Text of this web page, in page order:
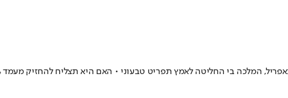
לאמץ תפריט טבעוני • האם היא תצליח להחזיק מעמד 44 יום בלי לאכול שום דבר מן החי?